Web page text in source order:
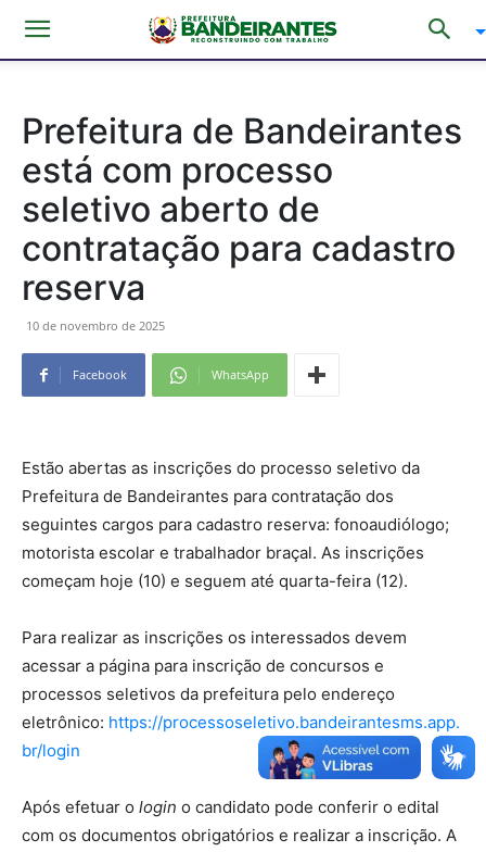
Prefeitura de Bandeirantes
está com processo
seletivo aberto de
contratação para cadastro
reserva
10 de novembro de 2025
Facebook WhatsApp
Estão abertas as inscrições do processo seletivo da
Prefeitura de Bandeirantes para contratação dos
seguintes cargos para cadastro reserva: fonoaudiólogo;
motorista escolar e trabalhador braçal. As inscrições
começam hoje (10) e seguem até quarta-feira (12).
Para realizar as inscrições os interessados devem
acessar a página para inscrição de concursos e
processos seletivos da prefeitura pelo endereço
eletrônico: https://processoseletivo.bandeirantesms.app.
br/login
Após efetuar o login o candidato pode conferir o edital
com os documentos obrigatórios e realizar a inscrição. A